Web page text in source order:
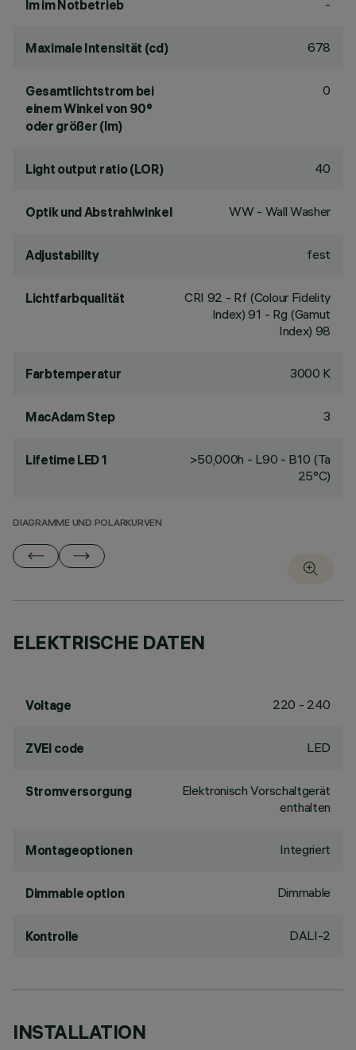
lm im Notbetrieb -
Maximale Intensität (cd) 678
Gesamtlichtstrom bei
einem Winkel von 90°
oder größer (lm)
0
Light output ratio (LOR) 40
Optik und Abstrahlwinkel WW - Wall Washer
Adjustability fest
Lichtfarbqualität CRI 92 - Rf (Colour Fidelity
Index) 91 - Rg (Gamut
Index) 98
Farbtemperatur 3000 K
MacAdam Step 3
Lifetime LED 1
>50,000h - L90 - B10 (Ta
25°C)
DIAGRAMME UND POLARKURVEN
ELEKTRISCHE DATEN
Voltage 220 - 240
ZVEI code LED
Stromversorgung
Elektronisch Vorschaltgerät
enthalten
Montageoptionen Integriert
Dimmable option Dimmable
Kontrolle DALI-2
INSTALLATION